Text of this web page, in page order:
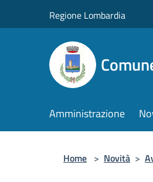
Regione Lombardia
Amministrazione
Home > Novità >